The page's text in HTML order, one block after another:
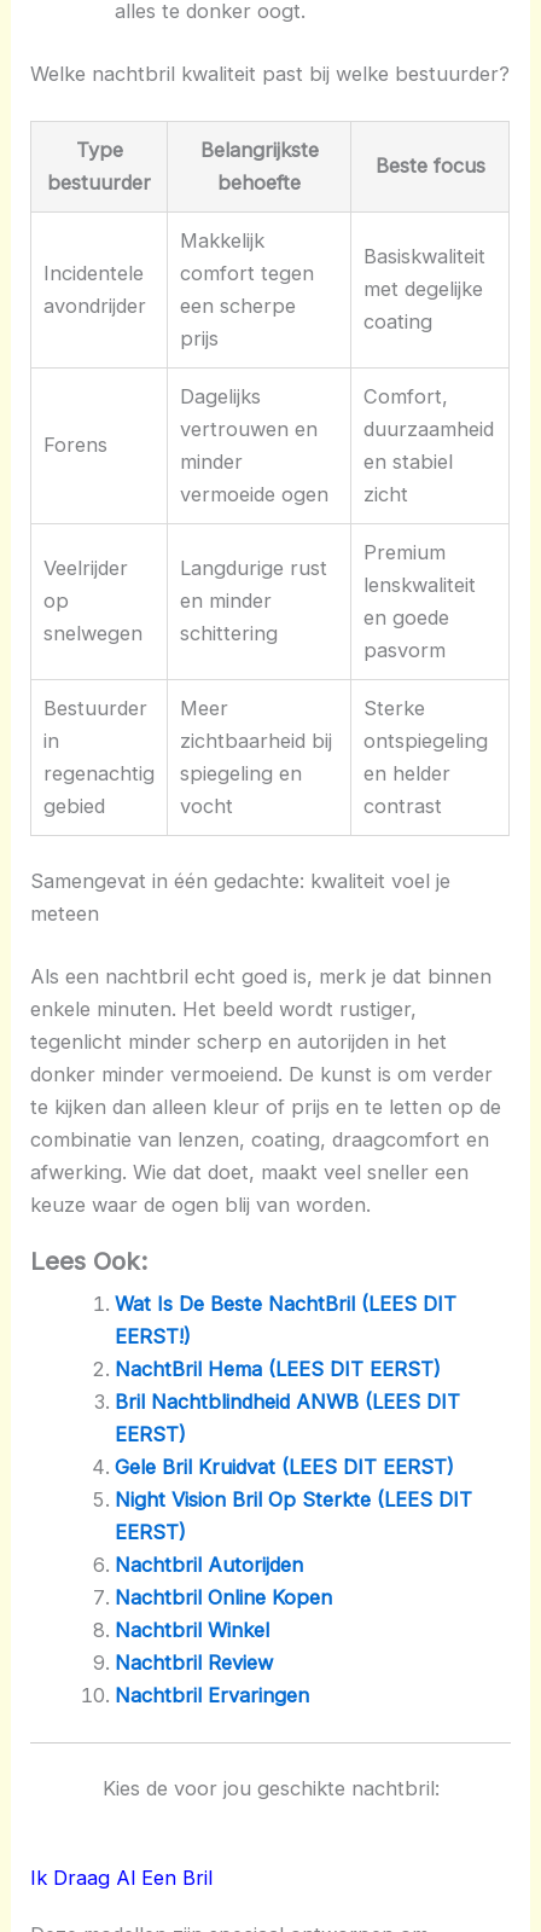
alles te donker oogt.
Welke nachtbril kwaliteit past bij welke bestuurder?
Type
bestuurder
Belangrijkste
behoefte
Beste focus
Incidentele
avondrijder
Makkelijk
comfort tegen
een scherpe
prijs
Basiskwaliteit
met degelijke
coating
Forens
Dagelijks
vertrouwen en
minder
vermoeide ogen
Comfort,
duurzaamheid
en stabiel
zicht
Veelrijder
op
snelwegen
Langdurige rust
en minder
schittering
Premium
lenskwaliteit
en goede
pasvorm
Bestuurder
in
regenachtig
gebied
Meer
zichtbaarheid bij
spiegeling en
vocht
Sterke
ontspiegeling
en helder
contrast
Samengevat in één gedachte: kwaliteit voel je
meteen
Als een nachtbril echt goed is, merk je dat binnen
enkele minuten. Het beeld wordt rustiger,
tegenlicht minder scherp en autorijden in het
donker minder vermoeiend. De kunst is om verder
te kijken dan alleen kleur of prijs en te letten op de
combinatie van lenzen, coating, draagcomfort en
afwerking. Wie dat doet, maakt veel sneller een
keuze waar de ogen blij van worden.
Lees Ook:
Wat Is De Beste NachtBril (LEES DIT
EERST!)
NachtBril Hema (LEES DIT EERST)
Bril Nachtblindheid ANWB (LEES DIT
EERST)
Gele Bril Kruidvat (LEES DIT EERST)
Night Vision Bril Op Sterkte (LEES DIT
EERST)
Nachtbril Autorijden
Nachtbril Online Kopen
Nachtbril Winkel
Nachtbril Review
Nachtbril Ervaringen
Kies de voor jou geschikte nachtbril:
Ik Draag Al Een Bril